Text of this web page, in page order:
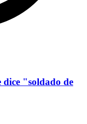
dice "soldado de